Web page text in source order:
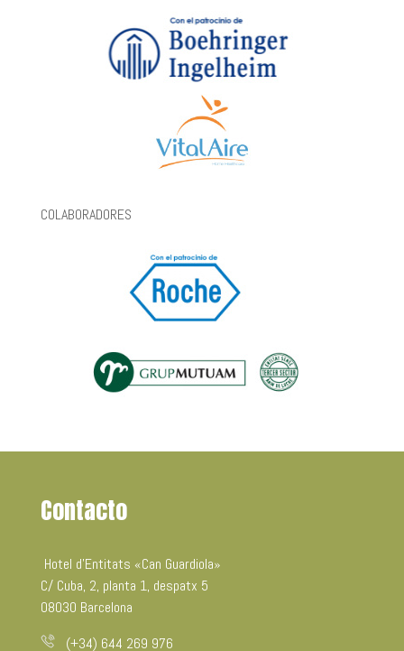
COLABORADORES
Contacto
Hotel d’Entitats «Can Guardiola»
C/ Cuba, 2, planta 1, despatx 5
08030 Barcelona
(+34) 644 269 976